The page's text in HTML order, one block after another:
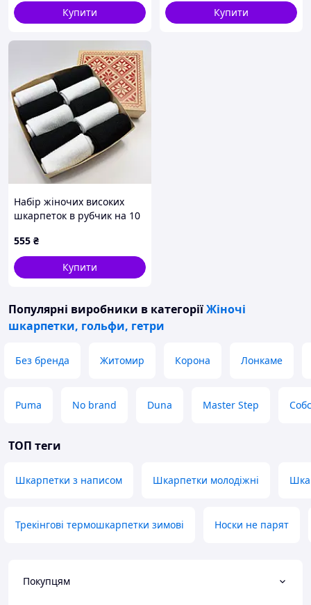
Купити
Купити
Набір жіночих високих
шкарпеток в рубчик на 10
коробці
555 ₴
Купити
Популярні виробники в категоріїЖіночі
шкарпетки, гольфи, гетри
Без бренда Житомир Корона Лонкаме
Puma No brand Duna Master Step
ТОП теги
Шкарпетки з написом Шкарпетки молодіжні
Трекінгові термошкарпетки зимові Носки не парят
Покупцям